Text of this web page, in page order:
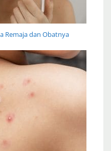
Remaja dan Obatnya